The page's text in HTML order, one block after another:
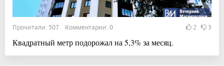
Прочитали: 507 Комментарии: 0 2 3
Квадратный метр подорожал на 5,3% за месяц.